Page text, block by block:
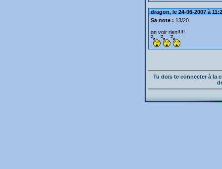
dragon, le 24-06-2007 à
Sa note : 13/20
on voir rien!!!!!
Tu dois te connecter à la